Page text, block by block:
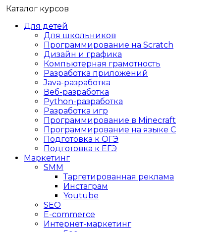
Каталог курсов
Для детей
Для школьников
Программирование на Scratch
Дизайн и графика
Компьютерная грамотность
Разработка приложений
Java-разработка
Веб-разработка
Python-разработка
Разработка игр
Программирование в Minecraft
Программирование на языке C
Подготовка к ОГЭ
Подготовка к ЕГЭ
Маркетинг
SMM
Таргетированная реклама
Инстаграм
Youtube
SEO
E-сommerce
Интернет-маркетинг